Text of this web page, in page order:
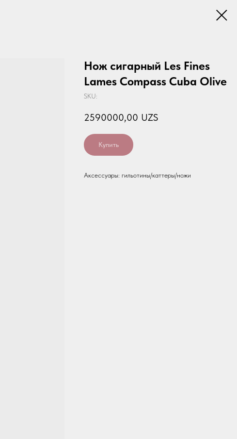
Нож сигарный Les Fines
Lames Compass Cuba Olive
SKU:
2590000,00 UZS
Купить
Аксессуары: гильотины/каттеры/ножи